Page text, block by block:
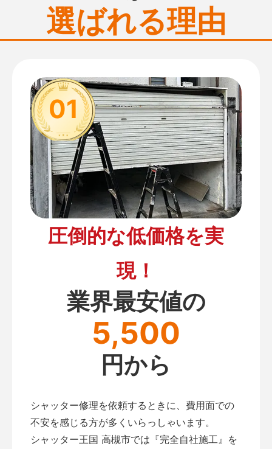
選ばれる理由
01
圧倒的な低価格を実
現！
業界最安値の
5,500
円から
シャッター修理を依頼するときに、費用面での
不安を感じる方が多くいらっしゃいます。
シャッター王国 高槻市では『完全自社施工』を